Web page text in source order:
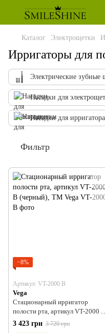
Каталог Электрощетки
Ирригаторы для
Электрические зубные
Насадки для
Насадки для ирригатора
Фильтр
−8%
Артикул: VT-2000 B
Vega
Стационарный ирригатор
полости рта, артикул VT-2000 B
(черный), ТМ Vega
3 423 грн 3 720 грн